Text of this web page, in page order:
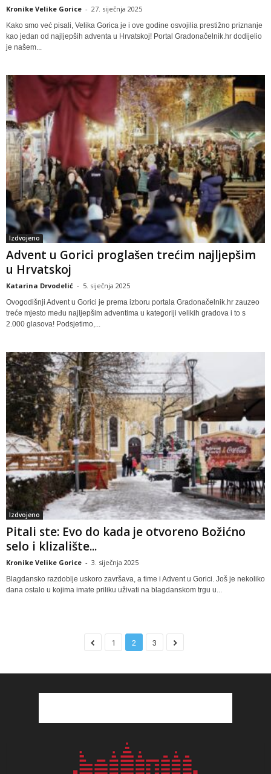
Kronike Velike Gorice - 27. siječnja 2025
Kako smo već pisali, Velika Gorica je i ove godine osvojilia prestižno priznanje
kao jedan od najljepših adventa u Hrvatskoj! Portal Gradonačelnik.hr dodijelio
je našem...
Izdvojeno
Advent u Gorici proglašen trećim najljepšim
u Hrvatskoj
Katarina Drvodelić - 5. siječnja 2025
Ovogodišnji Advent u Gorici je prema izboru portala Gradonačelnik.hr zauzeo
treće mjesto među najljepšim adventima u kategoriji velikih gradova i to s
2.000 glasova! Podsjetimo,...
Izdvojeno
Pitali ste: Evo do kada je otvoreno Božićno
selo i klizalište...
Kronike Velike Gorice - 3. siječnja 2025
Blagdansko razdoblje uskoro završava, a time i Advent u Gorici. Još je nekoliko
dana ostalo u kojima imate priliku uživati na blagdanskom trgu u...
1 2 3